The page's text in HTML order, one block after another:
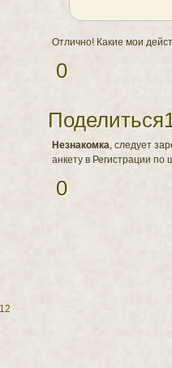
Отлично! Какие мои
0
Поделиться
Незнакомка, следует
анкету в Регистрации
0